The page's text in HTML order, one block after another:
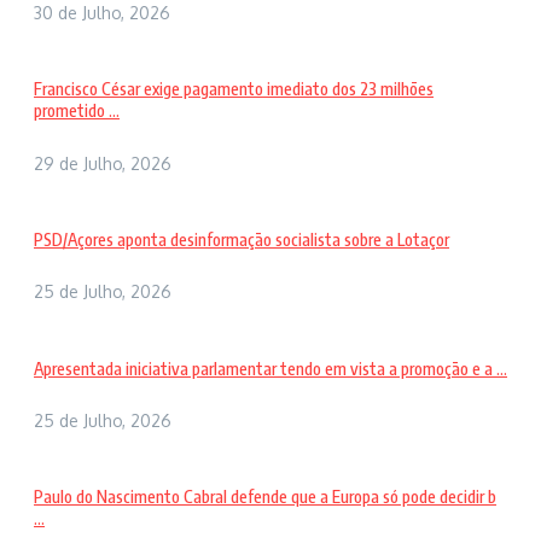
30 de Julho, 2026
Francisco César exige pagamento imediato dos 23 milhões
prometido ...
29 de Julho, 2026
PSD/Açores aponta desinformação socialista sobre a Lotaçor
25 de Julho, 2026
Apresentada iniciativa parlamentar tendo em vista a promoção e a ...
25 de Julho, 2026
Paulo do Nascimento Cabral defende que a Europa só pode decidir b
...